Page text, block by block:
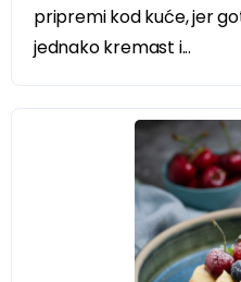
pripremi kod kuće, jer
jednako kremast i...